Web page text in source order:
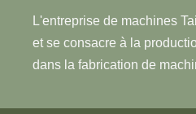
L'entreprise de machines
et se consacre à la
dans la fabrication de